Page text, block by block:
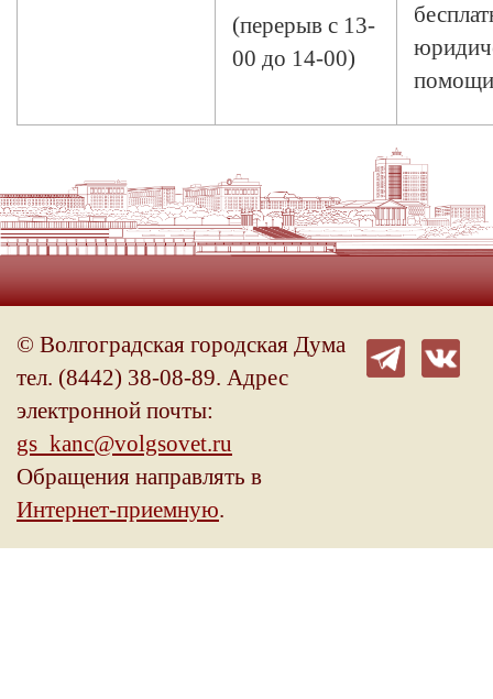
(перерыв с 13-
00 до 14-00)
помощи
© Волгоградская городская Дума
тел. (8442) 38-08-89. Адрес
электронной почты:
gs_kanc@volgsovet.ru
Обращения направлять в
Интернет-приемную.